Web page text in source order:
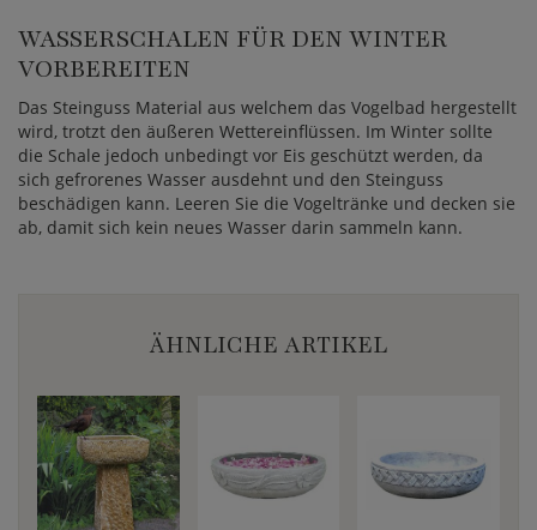
WASSERSCHALEN FÜR DEN WINTER
VORBEREITEN
Das Steinguss Material aus welchem das Vogelbad hergestellt
wird, trotzt den äußeren Wettereinflüssen. Im Winter sollte
die Schale jedoch unbedingt vor Eis geschützt werden, da
sich gefrorenes Wasser ausdehnt und den Steinguss
beschädigen kann. Leeren Sie die Vogeltränke und decken sie
ab, damit sich kein neues Wasser darin sammeln kann.
ÄHNLICHE ARTIKEL